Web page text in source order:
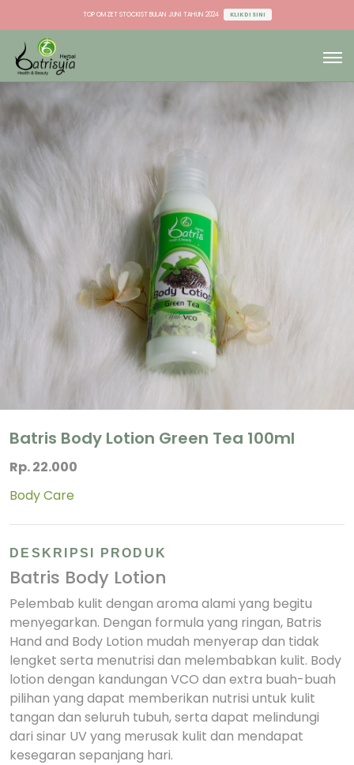
TOP OMZET STOCKIST BULAN JUNI TAHUN 2024 KLIK DI SINI
TOP OMZET DU & AGEN BULAN JUNI TAHUN 2024 KLIK DI SINI
Batris Body Lotion Green Tea 100ml
Rp. 22.000
Body Care
DESKRIPSI PRODUK
Batris Body Lotion
Pelembab kulit dengan aroma alami yang begitu
menyegarkan. Dengan formula yang ringan, Batris
Hand and Body Lotion mudah menyerap dan tidak
lengket serta menutrisi dan melembabkan kulit. Body
lotion dengan kandungan VCO dan extra buah-buah
pilihan yang dapat memberikan nutrisi untuk kulit
tangan dan seluruh tubuh, serta dapat melindungi
dari sinar UV yang merusak kulit dan mendapat
kesegaran sepanjang hari.